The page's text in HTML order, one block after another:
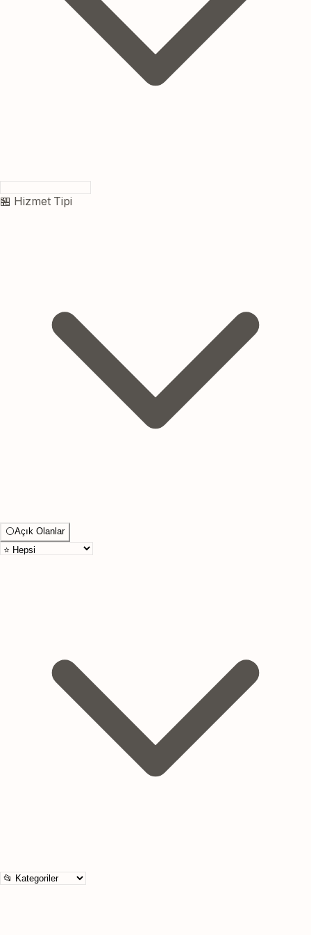
🏪 Hizmet Tipi
⚪Açık Olanlar